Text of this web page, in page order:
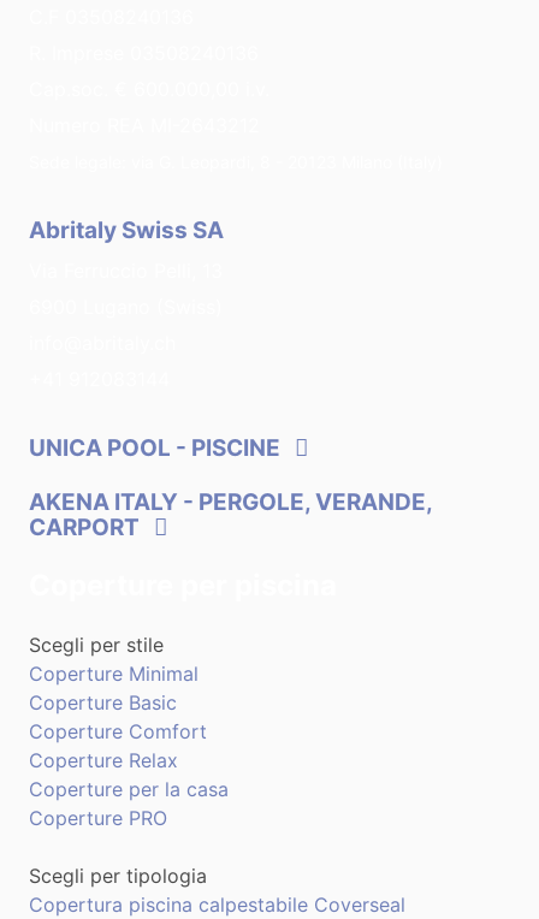
Abritaly Swiss SA
UNICA POOL - PISCINE
AKENA ITALY - PERGOLE, VERANDE,
CARPORT
Scegli per stile
Coperture Minimal
Coperture Basic
Coperture Comfort
Coperture Relax
Coperture per la casa
Coperture PRO
Scegli per tipologia
Copertura piscina calpestabile Coverseal